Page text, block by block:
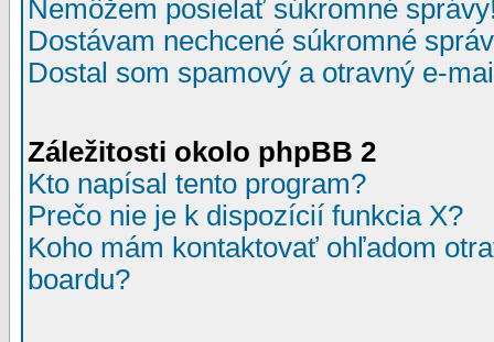
Nemôžem posielať súkromné
Dostávam nechcené súkromné
Dostal som spamový a otravný e-
Záležitosti okolo phpBB 2
Kto napísal tento program?
Prečo nie je k dispozícií funkcia X?
Koho mám kontaktovať ohľadom
boardu?